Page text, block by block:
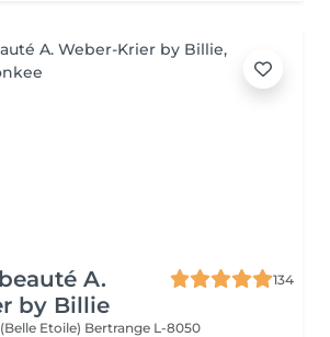
A.
by Billie
134
Etoile) Bertrange L-8050